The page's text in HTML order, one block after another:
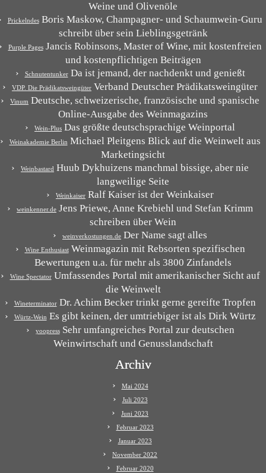
Weine und Olivenöle
PrickelndesBoris Maskow, Champagner- und Schaumwein-Guru
schreibt über sein Lieblingsgetränk
Purple PagesJancis Robinsons, Master of Wine, mit kostenfreien
und kostenpflichtigen Beiträgen
SchnutentunkerDa ist jemand, der nachdenkt und genießt
VDP. Die Prädikatsweingüter Verband Deutscher Prädikatsweingüter
Vinum Deutsche, schweizerische, französische und spanische
Online-Ausgabe des Weinmagazins
Wein-Plus Das größte deutschsprachige Weinportal
Weinakademie Berlin Michael Pleitgens Blick auf die Weinwelt aus
Marketingsicht
Weinbastard Huub Dykhuizens manchmal bissige, aber nie
langweilige Seite
Weinkaiser Ralf Kaiser ist der Weinkaiser
weinkenner.de Jens Priewe, Anne Krebiehl und Stefan Krimm
schreiben über Wein
weinverkostungen.de Der Name sagt alles
Wine EnthusiastWeinmagazin mit Rebsorten spezifischen
Bewertungen u.a. für mehr als 3800 Zinfandels
Wine SpectatorUmfassendes Portal mit amerikanischer Sicht auf
die Weinwelt
WineterminatorDr. Achim Becker trinkt gerne gereifte Tropfen
Würtz-Wein Es gibt keinen, der umtriebiger ist als Dirk Würtz
yoopressSehr umfangreiches Portal zur deutschen
Weinwirtschaft und Genusslandschaft
Archiv
Mai 2024
Juli 2023
Juni 2023
Februar 2023
Januar 2023
November 2022
Februar 2020